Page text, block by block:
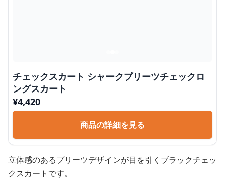
チェックスカート シャークプリーツチェックロ
ングスカート
¥4,420
商品の詳細を見る
立体感のあるプリーツデザインが目を引くブラックチェッ
クスカートです。